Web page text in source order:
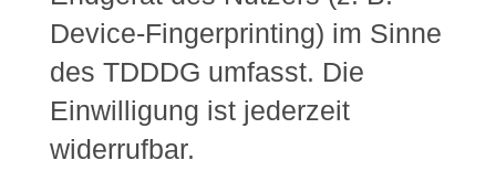
Device-Fingerprinting) im Sinne
des TDDDG umfasst. Die
Einwilligung ist jederzeit
widerrufbar.